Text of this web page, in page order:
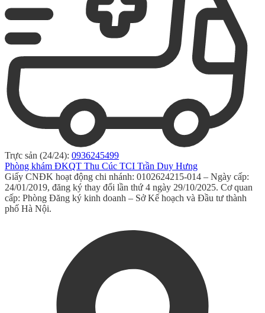
Trực sản (24/24): 0936245499
Phòng khám ĐKQT Thu Cúc TCI Trần Duy Hưng
Giấy CNĐK hoạt động chi nhánh: 0102624215-014 – Ngày cấp:
24/01/2019, đăng ký thay đổi lần thứ 4 ngày 29/10/2025. Cơ quan
cấp: Phòng Đăng ký kinh doanh – Sở Kế hoạch và Đầu tư thành
phố Hà Nội.